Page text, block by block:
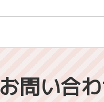
問い合